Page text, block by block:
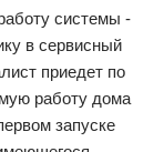
системы -
в сервисный
приедет по
работу дома
запуске